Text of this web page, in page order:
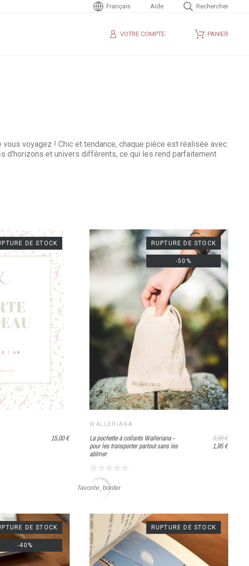
Rechercher
Français Aide
VOTRE COMPTE PANIER
voyagez ! Chic et tendance, chaque pièce est réalisée avec
d'horizons et univers différents, ce qui les rend parfaitement
15,00 €
DE STOCK
WALLERIANA
La pochette à collants Walleriana -
pour les transporter partout sans les
abîmer
3,90 €
1,95 €
RUPTURE DE STOCK
-50%
favorite_border
DE STOCK
-40%
RUPTURE DE STOCK